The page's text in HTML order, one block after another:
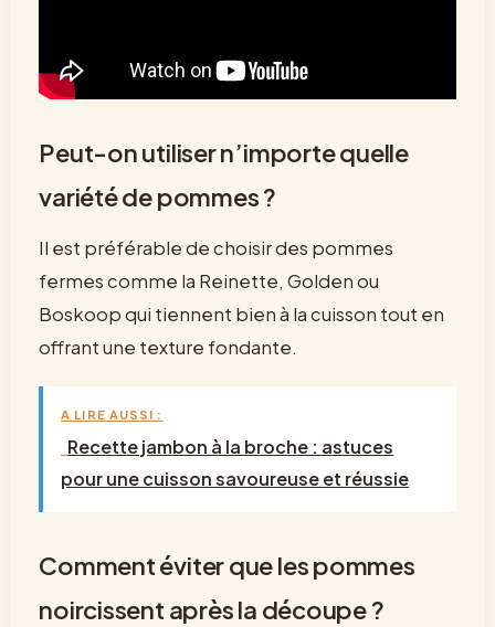
Peut-on utiliser n’importe quelle
variété de pommes ?
Il est préférable de choisir des pommes
fermes comme la Reinette, Golden ou
Boskoop qui tiennent bien à la cuisson tout en
offrant une texture fondante.
A LIRE AUSSI :
Recette jambon à la broche : astuces
pour une cuisson savoureuse et réussie
Comment éviter que les pommes
noircissent après la découpe ?